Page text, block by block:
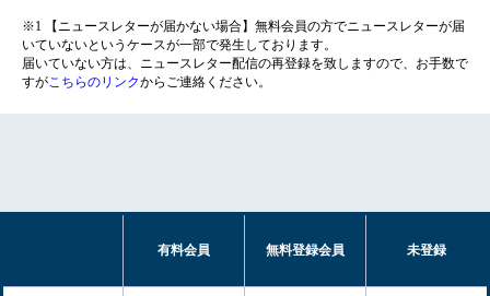
※1 【ニュースレターが届かない場合】無料会員の方でニュースレターが届
いていないというケースが一部で発生しております。
届いていない方は、ニュースレター配信の再登録を致しますので、お手数で
すがこちらのリンクからご連絡ください。
有料会員 無料登録会員 未登録